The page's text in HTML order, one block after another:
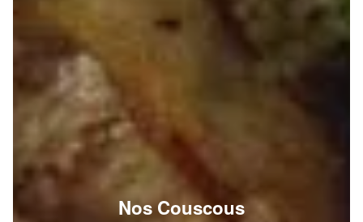
Nos Couscous